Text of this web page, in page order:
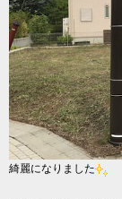
綺麗になりました